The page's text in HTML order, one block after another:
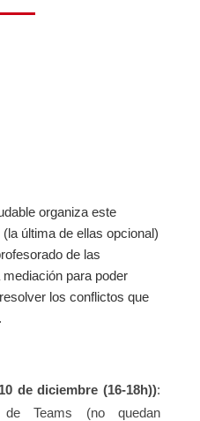
organiza este
última de ellas opcional)
de las
para poder
los conflictos que
de diciembre (16-18h)):
Teams (no quedan